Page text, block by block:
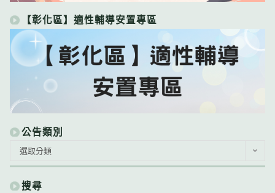
【彰化區】適性輔導安置專區
公告類別
類
別
選取分類
搜尋